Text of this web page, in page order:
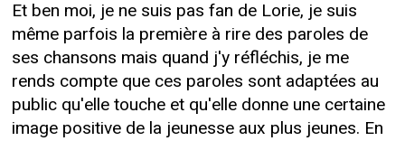
Et ben moi, je ne suis pas fan de Lorie, je suis
même parfois la première à rire des paroles de
ses chansons mais quand j'y réfléchis, je me
rends compte que ces paroles sont adaptées au
public qu'elle touche et qu'elle donne une certaine
image positive de la jeunesse aux plus jeunes. En